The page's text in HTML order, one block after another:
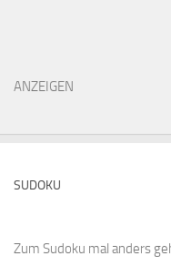
ANZEIGEN
SUDOKU
Zum Sudoku mal anders